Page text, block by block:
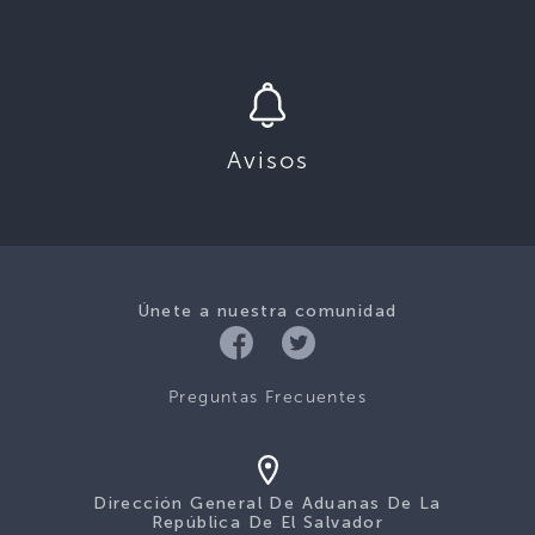
Avisos
Únete a nuestra comunidad
Preguntas Frecuentes
Dirección General De Aduanas De La
República De El Salvador